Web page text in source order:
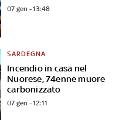
07 gen - 13:48
Incendio in casa nel
Nuorese, 74enne muore
carbonizzato
SARDEGNA
07 gen - 12:11